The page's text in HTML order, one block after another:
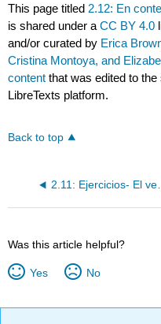
This page titled 2.12: En
is shared under aCC BY 4.0
and/or curated by Erica
Cristina Montoya, and
content that was edited to
LibreTexts platform.
Back to top
2.11: Ejercicios- El
Was this article helpful?
Yes No